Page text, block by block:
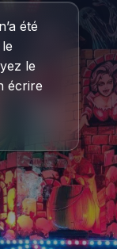
été
le
écrire